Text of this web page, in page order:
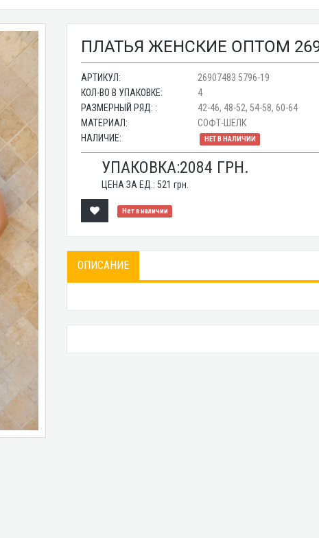
ПЛАТЬЯ ЖЕНСКИЕ ОПТОМ
АРТИКУЛ:
26907483 5796-19
КОЛ-ВО В УПАКОВКЕ:
4
РАЗМЕРНЫЙ РЯД: :
42-46, 48-52, 54-58, 60-64
МАТЕРИАЛ:
СОФТ-ШЕЛК
НАЛИЧИЕ:
НЕТ В НАЛИЧИИ
УПАКОВКА:2084 ГРН.
ЦЕНА ЗА ЕД.:521 грн.
Нет в наличии
ОПИСАНИЕ